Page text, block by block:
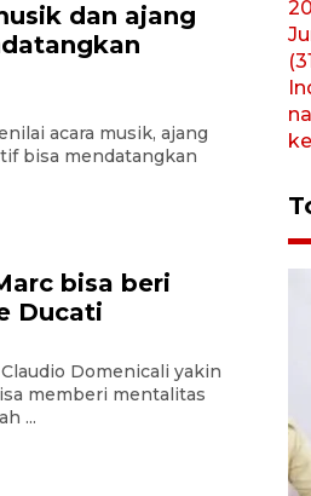
dan ajang
acara musik, ajang
bisa mendatangkan
bisa beri
Ducati
Domenicali yakin
memberi mentalitas
...